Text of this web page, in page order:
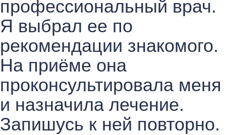
профессиональный врач.
Я выбрал ее по
рекомендации знакомого.
На приёме она
проконсультировала меня
и назначила лечение.
Запишусь к ней повторно.